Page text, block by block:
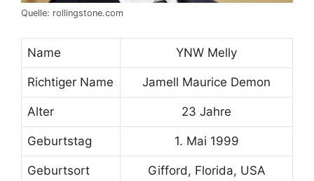
Quelle: rollingstone.com
Name YNW Melly
Richtiger Name Jamell Maurice Demon
Alter 23 Jahre
Geburtstag 1. Mai 1999
Geburtsort Gifford, Florida, USA